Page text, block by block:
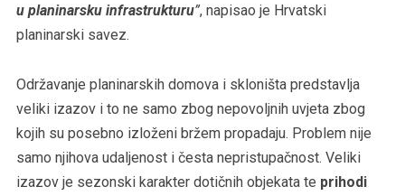
u planinarsku infrastrukturu”, napisao je Hrvatski
planinarski savez.
Održavanje planinarskih domova i skloništa predstavlja
veliki izazov i to ne samo zbog nepovoljnih uvjeta zbog
kojih su posebno izloženi bržem propadaju. Problem nije
samo njihova udaljenost i česta nepristupačnost. Veliki
izazov je sezonski karakter dotičnih objekata te prihodi